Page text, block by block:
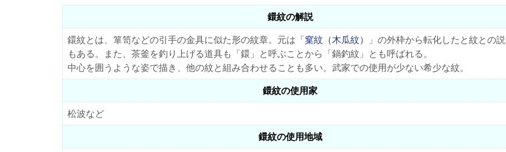
鐶紋の解説
鐶紋とは、箪笥などの引手の金具に似た形の紋章。元は「窠紋（木瓜紋）
」の外枠から転化したと紋との説
もある。また、茶釜を釣り上げる道具も「鐶」と呼ぶことから「鍋釣紋」とも呼ばれる。
中心を囲うような姿で描き、他の紋と組み合わせることも多い。武家での使用が少ない希少な紋。
鐶紋の使用家
松波など
鐶紋の使用地域